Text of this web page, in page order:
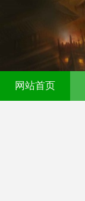
网站首页